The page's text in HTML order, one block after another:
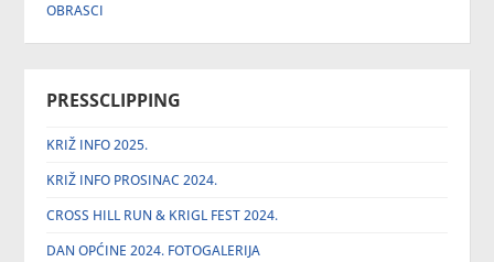
OBRASCI
PRESSCLIPPING
KRIŽ INFO 2025.
KRIŽ INFO PROSINAC 2024.
CROSS HILL RUN & KRIGL FEST 2024.
DAN OPĆINE 2024. FOTOGALERIJA